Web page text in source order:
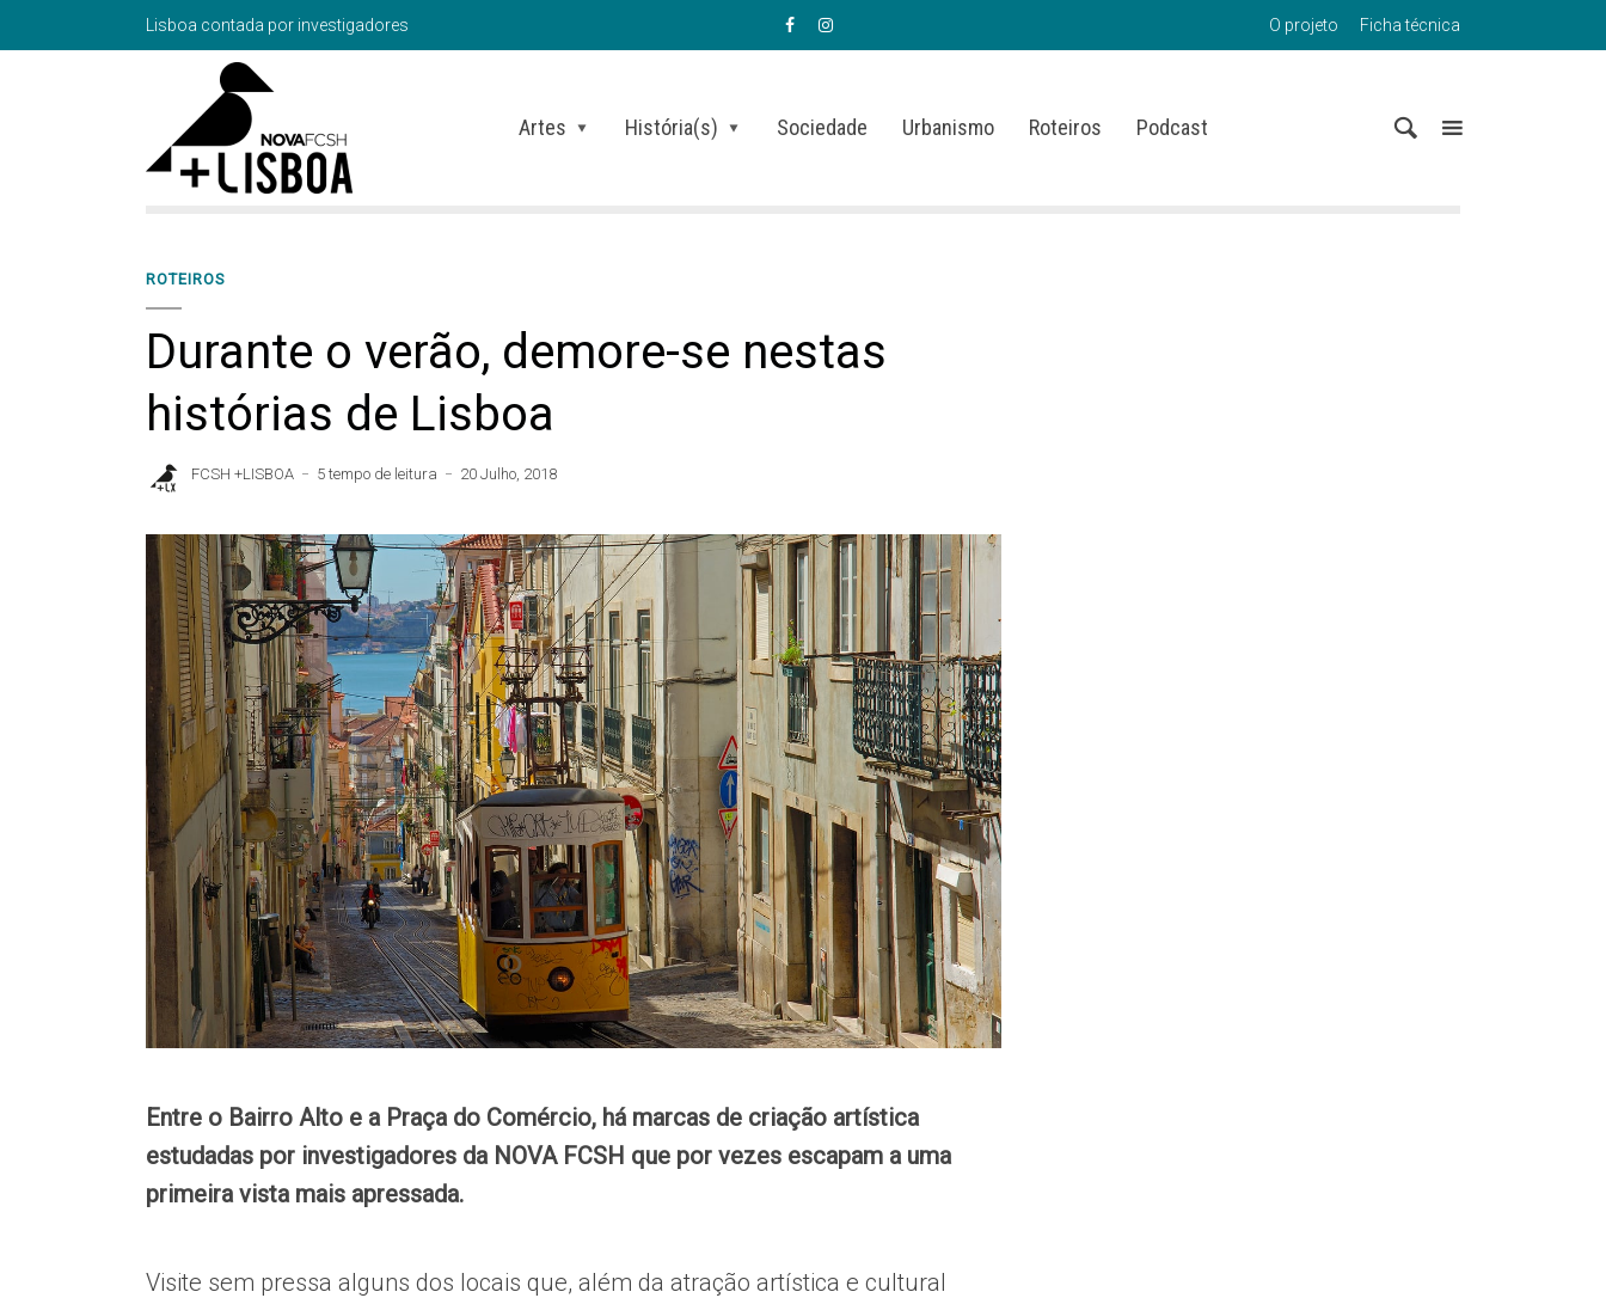
Lisboa contada por investigadores O projeto Ficha técnica
Artes História(s) Sociedade Urbanismo Roteiros Podcast
ROTEIROS
Durante o verão, demore-se nestas
histórias de Lisboa
FCSH +LISBOA 5 tempo de leitura 20 Julho, 2018
Entre o Bairro Alto e a Praça do Comércio, há marcas de criação artística
estudadas por investigadores da NOVA FCSH que por vezes escapam a uma
primeira vista mais apressada.
Visite sem pressa alguns dos locais que, além da atração artística e cultural